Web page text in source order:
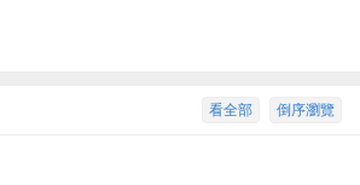
倒序瀏覽
看全部